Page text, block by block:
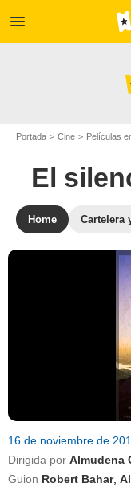
menu
Portada Cine Películas
El
Home Cartelera
16 de noviembre de
Dirigida por Almudena
Guion Robert Bahar,